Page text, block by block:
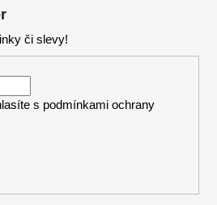
či slevy!
s podmínkami ochrany